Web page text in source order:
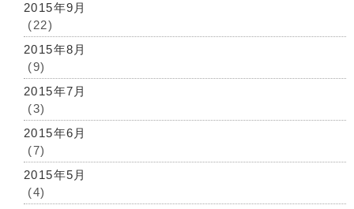
2015年9月
(22)
2015年8月
(9)
2015年7月
(3)
2015年6月
(7)
2015年5月
(4)